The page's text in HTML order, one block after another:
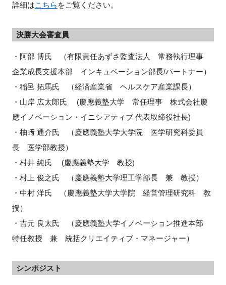
詳細はこちら をご覧ください。
決勝大会審査員
・阿部 博氏 （有限責任あずさ監査法人 常務執行理事
企業成長支援本部 インキュベーション部長/パートナー）
・稲邑 拓馬氏 （経済産業省 ヘルスケア産業課長）
・山岸 広太郎氏 (慶應義塾大学 常任理事 株式会社慶
應イノベーション・イニシアティブ 代表取締役社長)
・柚﨑 通介氏 （慶應義塾大学大学院 医学研究科委員
長 医学部教授）
・村井 純氏 (慶應義塾大学 教授)
・村上 俊之氏 （慶應義塾大学理工学部長 兼 教授）
・中村 洋氏 （慶應義塾大学大学院 経営管理研究科 教
授）
・吉元 良太氏 （慶應義塾大学イノベーション推進本部
特任教授 兼 統括クリエイティブ・マネージャー）
シンポジスト